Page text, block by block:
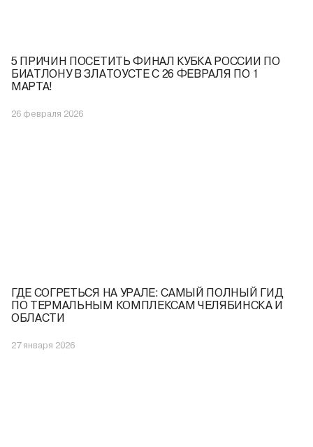
5 ПРИЧИН ПОСЕТИТЬ ФИНАЛ КУБКА РОССИИ ПО
БИАТЛОНУ В ЗЛАТОУСТЕ С 26 ФЕВРАЛЯ ПО 1
МАРТА!
26 февраля 2026
ГДЕ СОГРЕТЬСЯ НА УРАЛЕ: САМЫЙ ПОЛНЫЙ ГИД
ПО ТЕРМАЛЬНЫМ КОМПЛЕКСАМ ЧЕЛЯБИНСКА И
ОБЛАСТИ
27 января 2026